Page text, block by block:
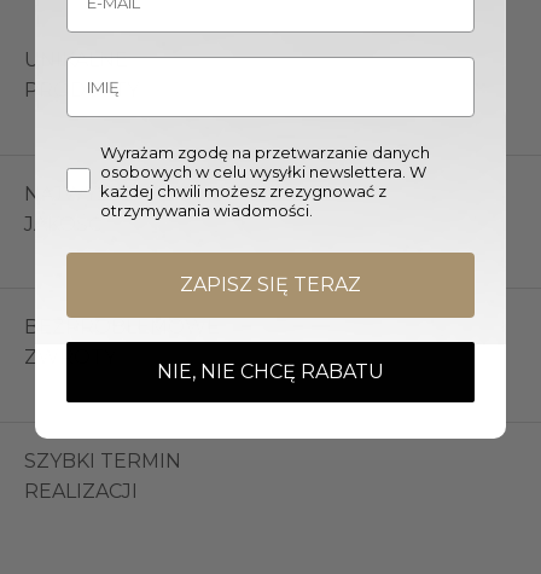
UNIKALNE
PRODUKTY
NAJWYŻSZA
JAKOŚĆ
BEZPROBLEMOWE
ZWROTY
SZYBKI TERMIN
REALIZACJI
Wyrażam zgodę na przetwarzanie danych
osobowych w celu wysyłki newslettera. W
każdej chwili możesz zrezygnować z
otrzymywania wiadomości.
ZAPISZ SIĘ TERAZ
NIE, NIE CHCĘ RABATU